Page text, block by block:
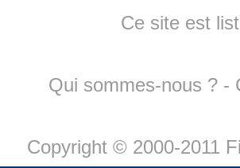
Ce site est
Qui sommes-nous ? -
Copyright © 2000-2011